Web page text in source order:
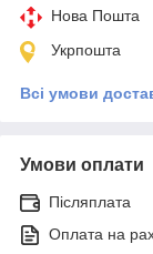
Нова Пошта
Укрпошта
Всі умови
Умови оплати
Післяплата
Оплата на